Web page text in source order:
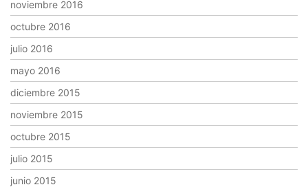
noviembre 2016
octubre 2016
julio 2016
mayo 2016
diciembre 2015
noviembre 2015
octubre 2015
julio 2015
junio 2015